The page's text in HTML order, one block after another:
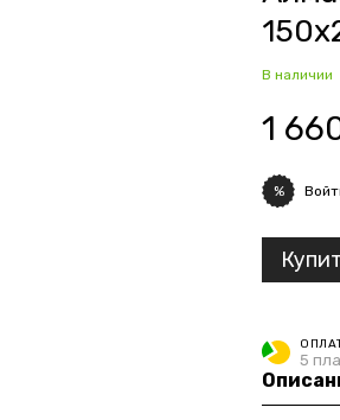
В наличии
1
%
5